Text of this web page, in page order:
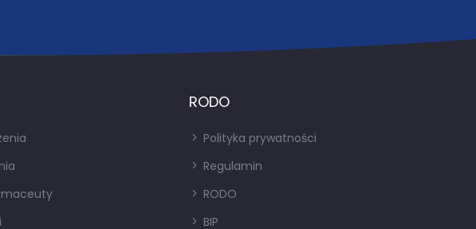
RODO
Polityka prywatności
Regulamin
RODO
BIP